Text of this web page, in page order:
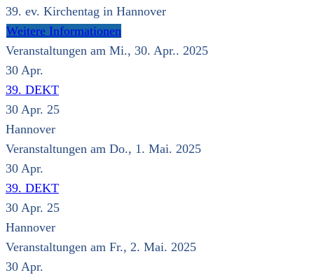
39. ev. Kirchentag in Hannover
Weitere Informationen
Veranstaltungen am Mi., 30. Apr.. 2025
30 Apr.
39. DEKT
30 Apr. 25
Hannover
Veranstaltungen am Do., 1. Mai. 2025
30 Apr.
39. DEKT
30 Apr. 25
Hannover
Veranstaltungen am Fr., 2. Mai. 2025
30 Apr.